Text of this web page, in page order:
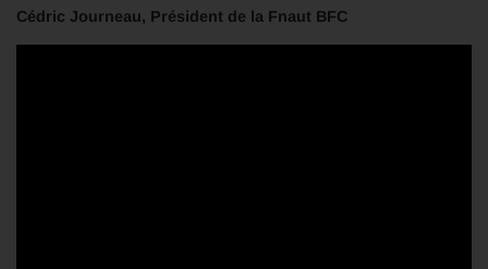
Cédric Journeau, Président de la Fnaut BFC